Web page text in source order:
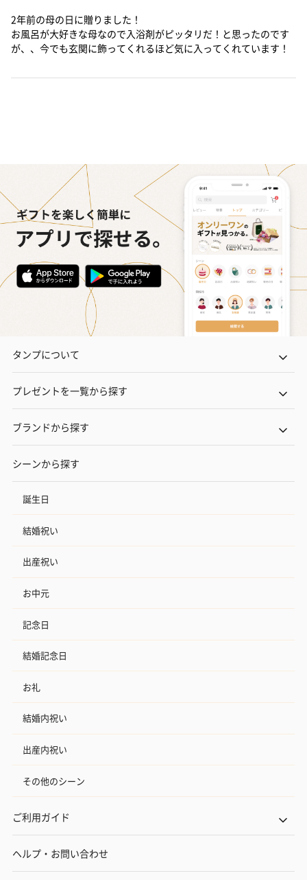
タンプについて
プレゼントを一覧から探す
ブランドから探す
シーンから探す
誕生日
結婚祝い
出産祝い
お中元
記念日
結婚記念日
お礼
結婚内祝い
出産内祝い
その他のシーン
ご利用ガイド
ヘルプ・お問い合わせ